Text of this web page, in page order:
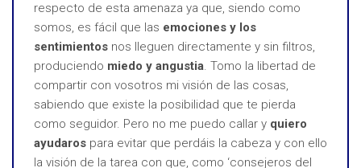
respecto de esta amenaza ya que, siendo como
somos, es fácil que las emociones y los
sentimientos nos lleguen directamente y sin filtros,
produciendo miedo y angustia. Tomo la libertad de
compartir con vosotros mi visión de las cosas,
sabiendo que existe la posibilidad que te pierda
como seguidor. Pero no me puedo callar y quiero
ayudaros para evitar que perdáis la cabeza y con ello
la visión de la tarea con que, como ‘consejeros del